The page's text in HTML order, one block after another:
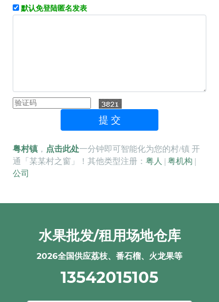
默认免登陆匿名发表
粤村镇 ， 点击此处一分钟即可智能化为您的村/镇 开
通「某某村之窗」！其他类型注册：粤人 |粤机构
公司
水果批发/租用场地仓库
2026全国供应荔枝、番石榴、火龙果等
13542015105